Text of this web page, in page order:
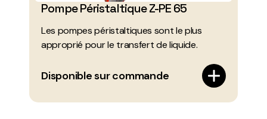
Pompe Péristaltique Z-PE 65
Les pompes péristaltiques sont le plus
approprié pour le transfert de liquide.
Disponible sur commande